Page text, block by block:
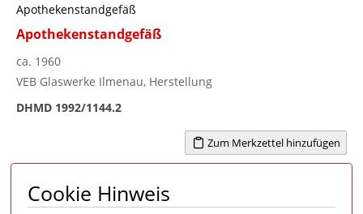
Apothekenstandgefäß
Apothekenstandgefäß
ca. 1960
VEB Glaswerke Ilmenau, Herstellung
DHMD 1992/1144.2
Zum Merkzettel hinzufügen
Seite 1 von 35 1 2 3 4 ... 35 >
Cookie Hinweis